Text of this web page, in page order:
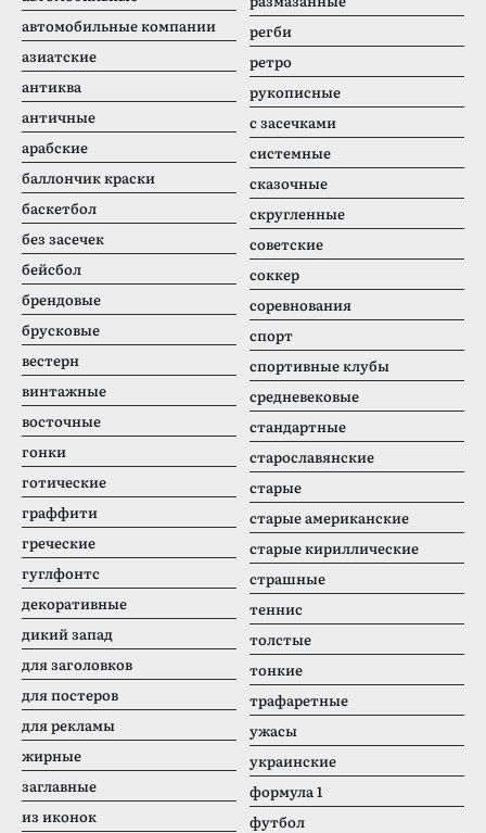
автомобильные компании
азиатские
антиква
античные
арабские
баллончик краски
баскетбол
без засечек
бейсбол
брендовые
брусковые
вестерн
винтажные
восточные
гонки
готические
граффити
греческие
гуглфонтс
декоративные
дикий запад
для заголовков
для постеров
для рекламы
жирные
заглавные
из иконок
регби
ретро
рукописные
с засечками
системные
сказочные
скругленные
советские
соккер
соревнования
спорт
спортивные клубы
средневековые
стандартные
старославянские
старые
старые американские
старые кириллические
страшные
теннис
толстые
тонкие
трафаретные
ужасы
украинские
формула 1
футбол